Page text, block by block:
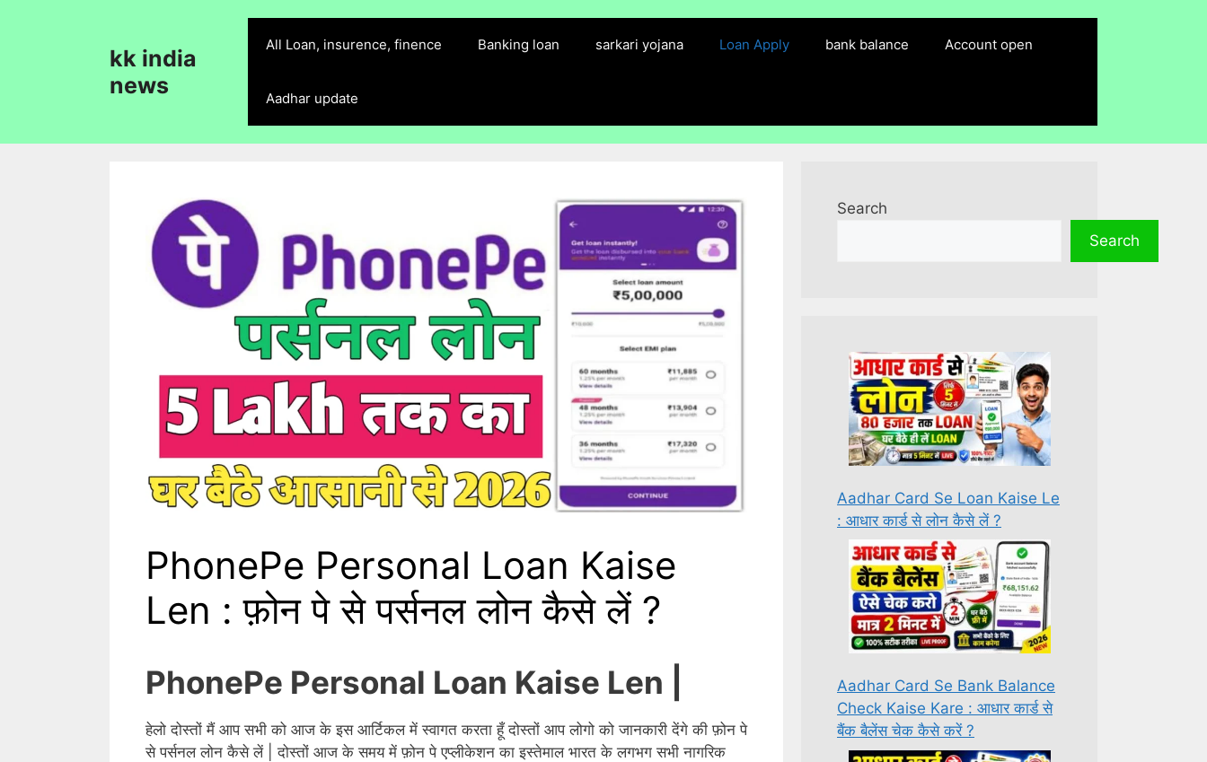
kk india
news
All Loan, insurence, finence Banking loan sarkari yojana Loan Apply bank balance Account open
Aadhar update
PhonePe Personal Loan Kaise
Len : फ़ोन पे से पर्सनल लोन कैसे लें ?
PhonePe Personal Loan Kaise Len |
हेलो दोस्तों मैं आप सभी को आज के इस आर्टिकल में स्वागत करता हूँ दोस्तों आप लोगो को जानकारी देंगे की फ़ोन पे
से पर्सनल लोन कैसे लें | दोस्तों आज के समय में फ़ोन पे एप्लीकेशन का इस्तेमाल भारत के लगभग सभी नागरिक
Search
Search
Aadhar Card Se Loan Kaise Le
: आधार कार्ड से लोन कैसे लें ?
Aadhar Card Se Bank Balance
Check Kaise Kare : आधार कार्ड से
बैंक बैलेंस चेक कैसे करें ?